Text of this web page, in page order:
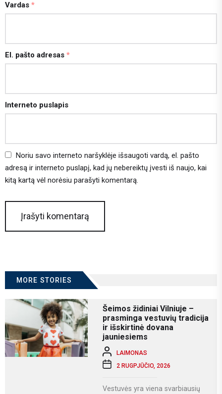
Vardas *
El. pašto adresas *
Interneto puslapis
Noriu savo interneto naršyklėje išsaugoti vardą, el. pašto
adresą ir interneto puslapį, kad jų nebereiktų įvesti iš naujo, kai
kitą kartą vėl norėsiu parašyti komentarą.
MORE STORIES
Šeimos židiniai Vilniuje –
prasminga vestuvių tradicija
ir išskirtinė dovana
jauniesiems
LAIMONAS
2 RUGPJŪČIO, 2026
Vestuvės yra viena svarbiausių